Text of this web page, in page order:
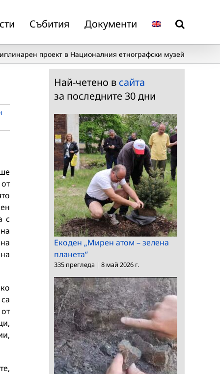
Събития Документи
проект в Националния етнографски музей
с
Най-четено в сайта
за последните 30 дни
Екоден „Мирен атом – зелена
планета“
335 прегледа | 8 май 2026 г.